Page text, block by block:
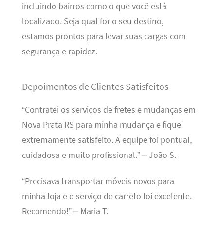
incluindo bairros como o que você está
localizado. Seja qual for o seu destino,
estamos prontos para levar suas cargas com
segurança e rapidez.
Depoimentos de Clientes Satisfeitos
“Contratei os serviços de fretes e mudanças em
Nova Prata RS para minha mudança e fiquei
extremamente satisfeito. A equipe foi pontual,
cuidadosa e muito profissional.” – João S.
“Precisava transportar móveis novos para
minha loja e o serviço de carreto foi excelente.
Recomendo!” – Maria T.